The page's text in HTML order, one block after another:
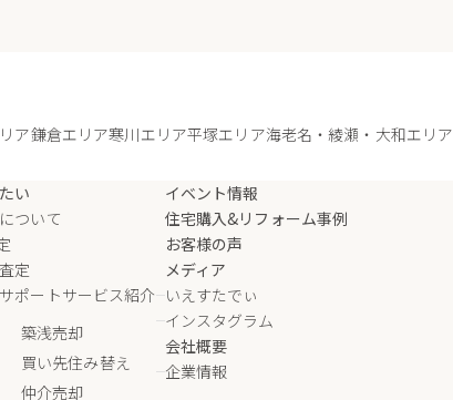
ア鎌倉エリア寒川エリア平塚エリア海老名・綾瀬・大和エリア
い
ついて
定
ポートサービス紹介
築浅売却
買い先住み替え
仲介売却
イベント情報
住宅購入&リフォーム事例
お客様の声
メディア
いえすたでぃ
インスタグラム
会社概要
企業情報